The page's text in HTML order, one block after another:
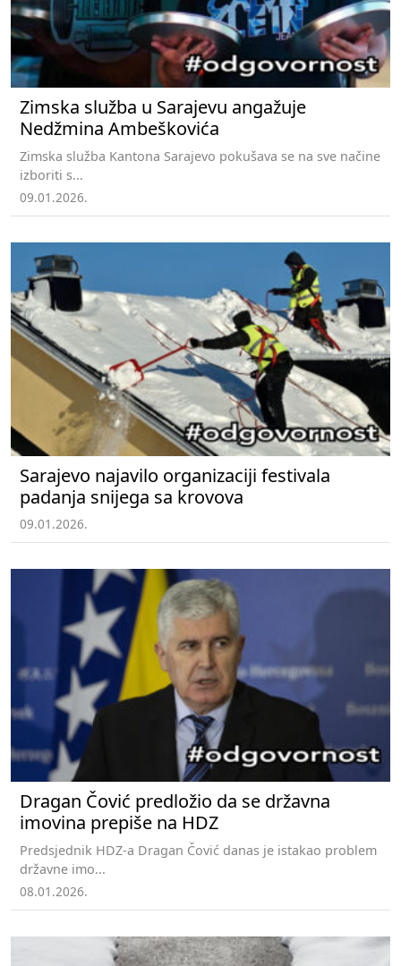
Zimska služba u Sarajevu angažuje
Nedžmina Ambeškovića
Zimska služba Kantona Sarajevo pokušava se na sve načine
izboriti s...
09.01.2026.
Sarajevo najavilo organizaciji festivala
padanja snijega sa krovova
09.01.2026.
Dragan Čović predložio da se državna
imovina prepiše na HDZ
Predsjednik HDZ-a Dragan Čović danas je istakao problem
državne imo...
08.01.2026.